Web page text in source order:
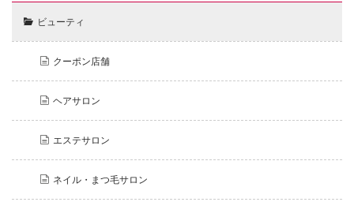
ビューティ
クーポン店舗
ヘアサロン
エステサロン
ネイル・まつ毛サロン